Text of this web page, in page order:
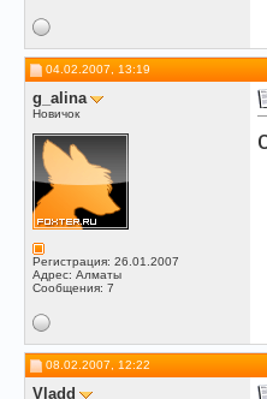
04.02.2007, 13:19
g_alina
Новичок
Регистрация: 26.01.2007
Адрес: Алматы
Сообщения: 7
08.02.2007, 12:22
Vladd